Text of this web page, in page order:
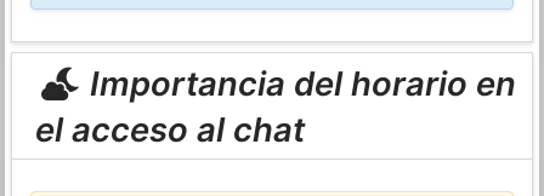
Importancia del horario en
el acceso al chat